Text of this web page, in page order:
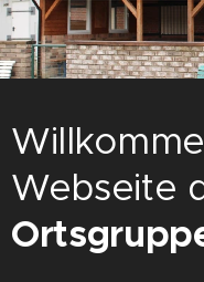
Webseite